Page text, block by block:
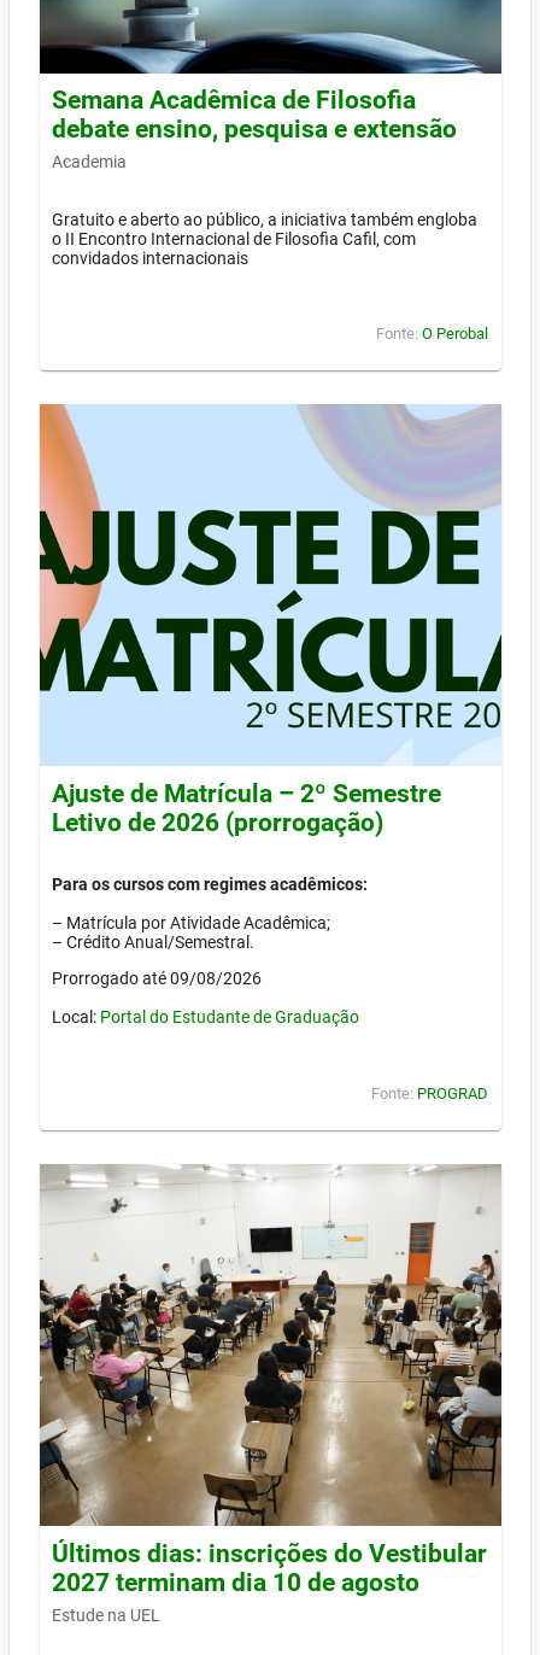
Semana Acadêmica de Filosofia
debate ensino, pesquisa e extensão
Academia
Gratuito e aberto ao público, a iniciativa também engloba
o II Encontro Internacional de Filosofia Cafil, com
convidados internacionais
Fonte: O Perobal
Ajuste de Matrícula – 2º Semestre
Letivo de 2026 (prorrogação)
Para os cursos com regimes acadêmicos:
– Matrícula por Atividade Acadêmica;
– Crédito Anual/Semestral.
Prorrogado até 09/08/2026
Local: Portal do Estudante de Graduação
Fonte: PROGRAD
Últimos dias: inscrições do Vestibular
2027 terminam dia 10 de agosto
Estude na UEL